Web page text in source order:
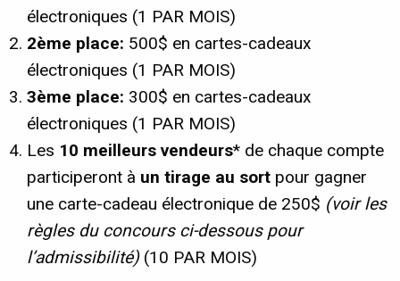
électroniques (1 PAR MOIS)
2ème place: 500$ en cartes-cadeaux
électroniques (1 PAR MOIS)
3ème place: 300$ en cartes-cadeaux
électroniques (1 PAR MOIS)
Les 10 meilleurs vendeurs* de chaque compte
participeront à un tirage au sort pour gagner
une carte-cadeau électronique de 250$ (voir les
règles du concours ci-dessous pour
l’admissibilité)(10 PAR MOIS)